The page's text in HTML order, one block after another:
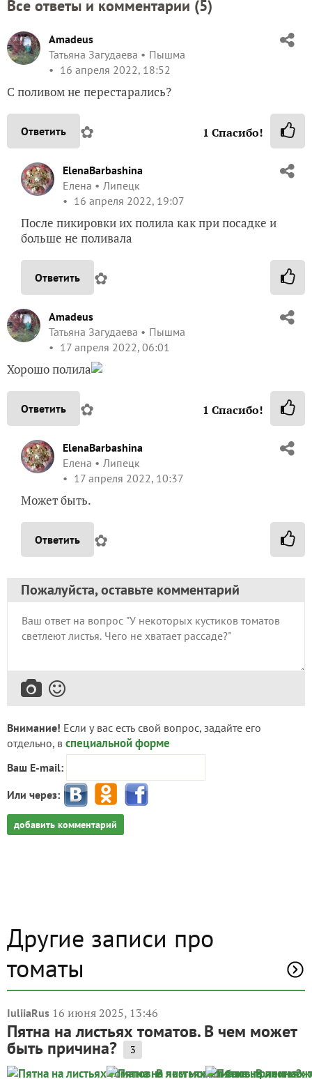
Все ответы и комментарии (5)
Amadeus
Татьяна Загудаева
Пышма
16 апреля 2022, 18:52
С поливом не перестарались?
Ответить ✿ 1 Спасибо!
ElenaBarbashina
Елена
Липецк
16 апреля 2022, 19:07
После пикировки их полила как при посадке и
больше не поливала
Ответить ✿
Amadeus
Татьяна Загудаева
Пышма
17 апреля 2022, 06:01
Хорошо полила
Ответить ✿ 1 Спасибо!
ElenaBarbashina
Елена
Липецк
17 апреля 2022, 10:37
Может быть.
Ответить ✿
Пожалуйста, оставьте комментарий
Внимание! Если у вас есть свой вопрос, задайте его
отдельно, в специальной форме
Ваш E-mail:
Или через:
добавить комментарий
Другие записи про
томаты
IuliiaRus 16 июня 2025, 13:46
Пятна на листьях томатов. В чем может
быть причина? 3